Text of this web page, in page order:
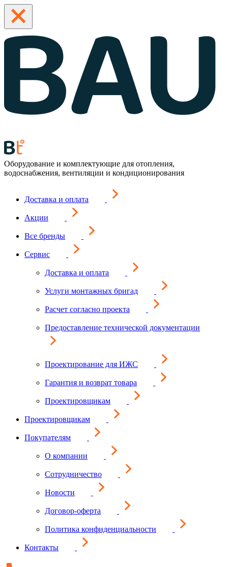
Оборудование и комплектующие для отопления,
водоснабжения, вентиляции и кондиционирования
Доставка и оплата
Акции
Все бренды
Сервис
Доставка и оплата
Услуги монтажных бригад
Расчет согласно проекта
Предоставление технической документации
Проектирование для ИЖС
Гарантия и возврат товара
Проектировщикам
Проектировщикам
Покупателям
О компании
Сотрудничество
Новости
Договор-оферта
Политика конфиденциальности
Контакты